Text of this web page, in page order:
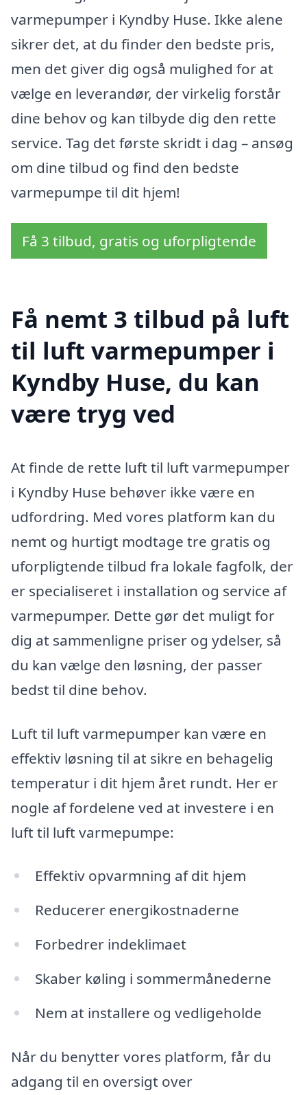
varmepumper i Kyndby Huse. Ikke alene
sikrer det, at du finder den bedste pris,
men det giver dig også mulighed for at
vælge en leverandør, der virkelig forstår
dine behov og kan tilbyde dig den rette
service. Tag det første skridt i dag – ansøg
om dine tilbud og find den bedste
varmepumpe til dit hjem!
Få 3 tilbud, gratis og uforpligtende
Få nemt 3 tilbud på luft
til luft varmepumper i
Kyndby Huse, du kan
være tryg ved
At finde de rette luft til luft varmepumper
i Kyndby Huse behøver ikke være en
udfordring. Med vores platform kan du
nemt og hurtigt modtage tre gratis og
uforpligtende tilbud fra lokale fagfolk, der
er specialiseret i installation og service af
varmepumper. Dette gør det muligt for
dig at sammenligne priser og ydelser, så
du kan vælge den løsning, der passer
bedst til dine behov.
Luft til luft varmepumper kan være en
effektiv løsning til at sikre en behagelig
temperatur i dit hjem året rundt. Her er
nogle af fordelene ved at investere i en
luft til luft varmepumpe:
Effektiv opvarmning af dit hjem
Reducerer energikostnaderne
Forbedrer indeklimaet
Skaber køling i sommermånederne
Nem at installere og vedligeholde
Når du benytter vores platform, får du
adgang til en oversigt over